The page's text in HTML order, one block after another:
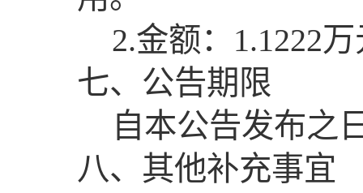
2.金额：1.1222
七、公告期限
自本公告发布之
八、其他补充事宜